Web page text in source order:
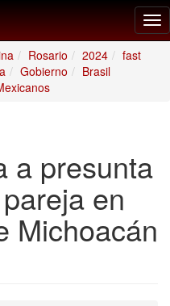
Rosario 2024
fast
Gobierno
Brasil
a presunta
en
Michoacán